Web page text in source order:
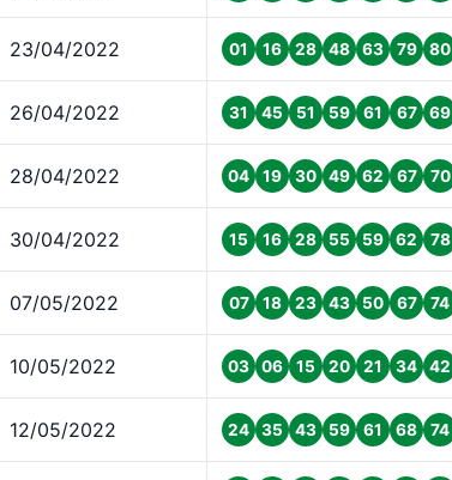
23/04/2022 01 16 28 48 63 79 80
26/04/2022 31 45 51 59 61 67 69
28/04/2022 04 19 30 49 62 67 70
30/04/2022 15 16 28 55 59 62 78
07/05/2022 07 18 23 43 50 67 74
10/05/2022 03 06 15 20 21 34 42
12/05/2022 24 35 43 59 61 68 74